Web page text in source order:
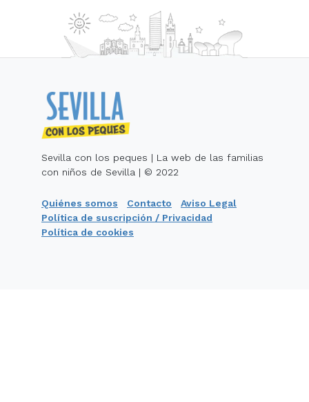
Sevilla con los peques | La web de las familias
con niños de Sevilla | © 2022
Quiénes somos Contacto
Aviso Legal
Política de suscripción / Privacidad
Política de cookies